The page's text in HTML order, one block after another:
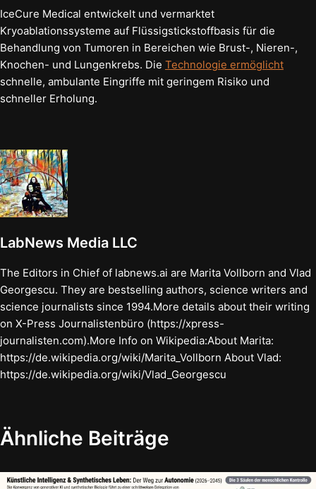
IceCure Medical entwickelt und vermarktet
Kryoablationssysteme auf Flüssigstickstoffbasis für die
Behandlung von Tumoren in Bereichen wie Brust-, Nieren-,
Knochen- und Lungenkrebs. Die Technologie ermöglicht
schnelle, ambulante Eingriffe mit geringem Risiko und
schneller Erholung.
LabNews Media LLC
The Editors in Chief of labnews.ai are Marita Vollborn and Vlad
Georgescu. They are bestselling authors, science writers and
science journalists since 1994.More details about their writing
on X-Press Journalistenbüro (https://xpress-
journalisten.com).More Info on Wikipedia:About Marita:
https://de.wikipedia.org/wiki/Marita_Vollborn About Vlad:
https://de.wikipedia.org/wiki/Vlad_Georgescu
Ähnliche Beiträge